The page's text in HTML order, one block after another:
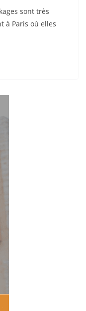
sont très
à Paris où elles